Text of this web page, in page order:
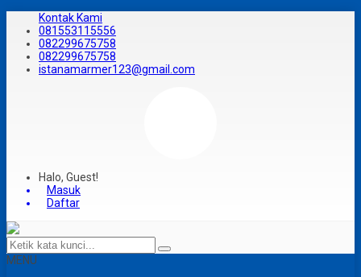
Kontak Kami
081553115556
082299675758
082299675758
istanamarmer123@gmail.com
Halo, Guest!
Masuk
Daftar
MENU